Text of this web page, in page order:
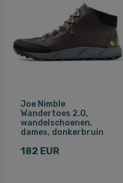
Joe Nimble
Wandertoes 2.0,
wandelschoenen,
dames, donkerbruin
182 EUR